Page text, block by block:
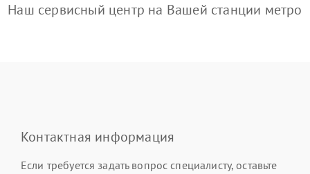
Наш сервисный центр на Вашей станции метро
Контактная информация
Если требуется задать вопрос специалисту, оставьте